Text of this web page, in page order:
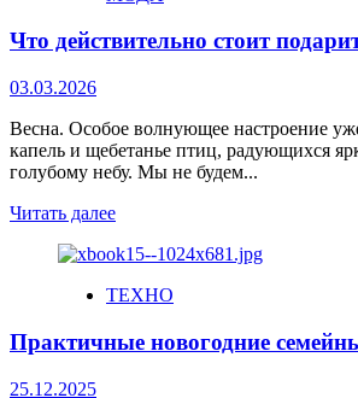
Что действительно стоит
03.03.2026
Весна. Особое волнующее настроение
капель и щебетанье птиц, радующихся
голубому небу. Мы не будем...
Читать далее
ТЕХНО
Практичные новогодние
25.12.2025